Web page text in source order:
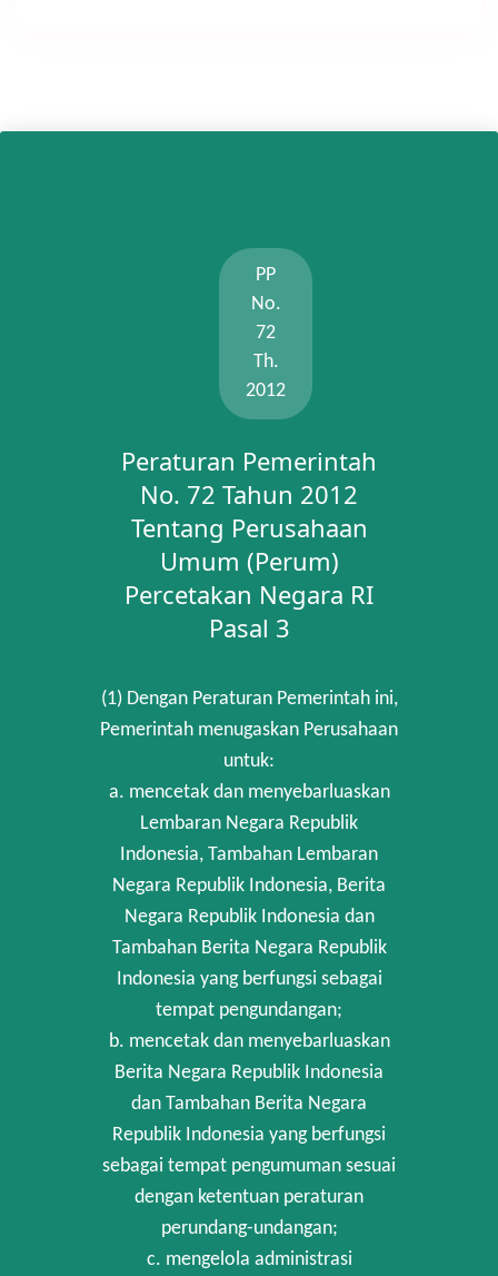
PP
No.
72
Th.
2012
Peraturan Pemerintah
No. 72 Tahun 2012
Tentang Perusahaan
Umum (Perum)
Percetakan Negara RI
Pasal 3
(1) Dengan Peraturan Pemerintah ini,
Pemerintah menugaskan Perusahaan
untuk:
a. mencetak dan menyebarluaskan
Lembaran Negara Republik
Indonesia, Tambahan Lembaran
Negara Republik Indonesia, Berita
Negara Republik Indonesia dan
Tambahan Berita Negara Republik
Indonesia yang berfungsi sebagai
tempat pengundangan;
b. mencetak dan menyebarluaskan
Berita Negara Republik Indonesia
dan Tambahan Berita Negara
Republik Indonesia yang berfungsi
sebagai tempat pengumuman sesuai
dengan ketentuan peraturan
perundang-undangan;
c. mengelola administrasi